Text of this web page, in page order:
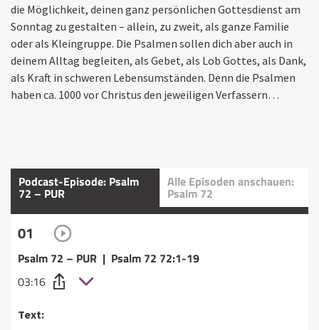
die Möglichkeit, deinen ganz persönlichen Gottesdienst am
Sonntag zu gestalten – allein, zu zweit, als ganze Familie
oder als Kleingruppe. Die Psalmen sollen dich aber auch in
deinem Alltag begleiten, als Gebet, als Lob Gottes, als Dank,
als Kraft in schweren Lebensumständen. Denn die Psalmen
haben ca. 1000 vor Christus den jeweiligen Verfassern…
Podcast-Episode: Psalm
72 – PUR
Alle Episoden anschauen:
Psalm 72
01
Psalm 72 – PUR | Psalm 72 72:1-19
03:16
Text: